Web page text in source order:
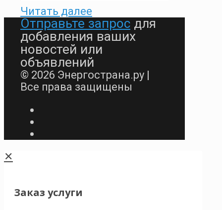
Читать далее
Отправьте запрос для
добавления ваших
новостей или
объявлений
© 2026 Энергострана.ру |
Все права защищены
✕
Заказ услуги